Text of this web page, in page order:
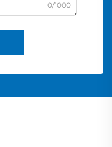
0/1000